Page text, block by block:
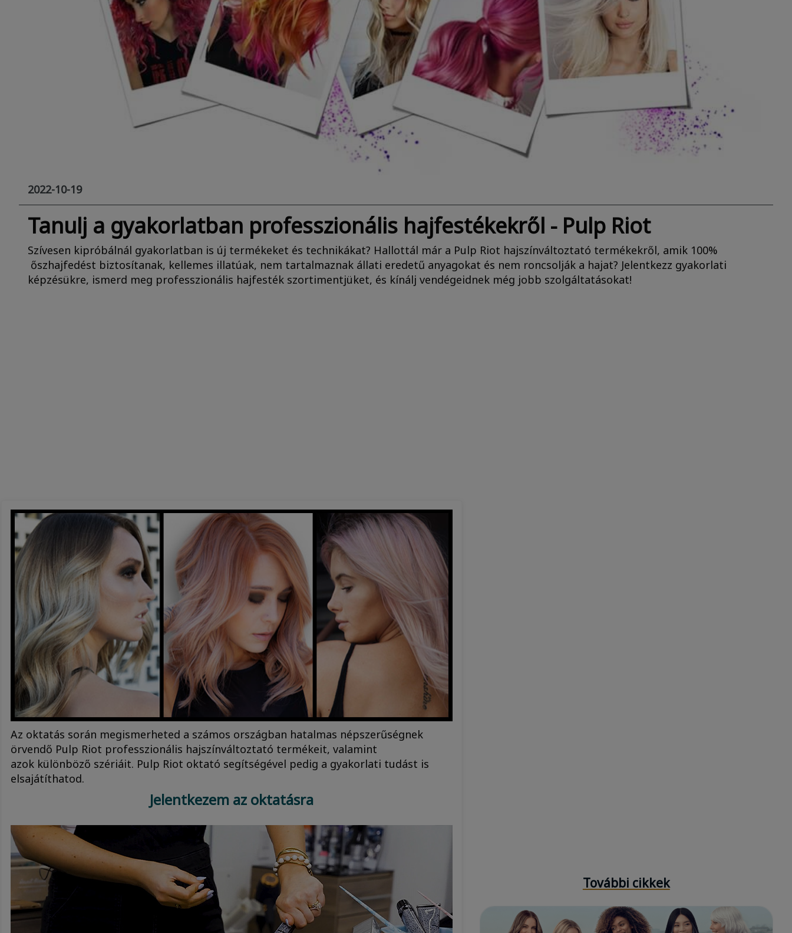
2022-10-19
Tanulj a gyakorlatban professzionális hajfestékekről - Pulp Riot
Szívesen kipróbálnál gyakorlatban is új termékeket és technikákat? Hallottál már a Pulp Riot hajszínváltoztató termékekről, amik 100%
őszhajfedést biztosítanak, kellemes illatúak, nem tartalmaznak állati eredetű anyagokat és nem roncsolják a hajat? Jelentkezz gyakorlati
képzésükre, ismerd meg professzionális hajfesték szortimentjüket, és kínálj vendégeidnek még jobb szolgáltatásokat!
Az oktatás során megismerheted a számos országban hatalmas népszerűségnek
örvendő Pulp Riot professzionális hajszínváltoztató termékeit, valamint
azok különböző szériáit. Pulp Riot oktató segítségével pedig a gyakorlati tudást is
elsajátíthatod.
Jelentkezem az oktatásra
További cikkek